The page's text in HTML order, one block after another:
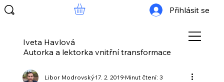
Iveta Havlová
Autorka a lektorka vnitřní transformace
Přihlásit se
Libor Modrovský17. 2. 2019Minut čtení: 3